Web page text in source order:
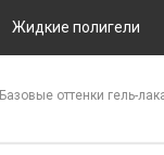
Жидкие полигели
Базовые оттенки гель-